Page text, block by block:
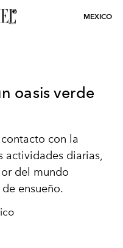
MEXICO
oasis verde
con la
actividades diarias,
del mundo
ensueño.